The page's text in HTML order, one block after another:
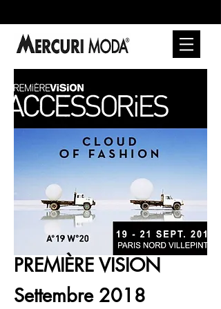
PREMIÈRE VISION
Settembre 2018